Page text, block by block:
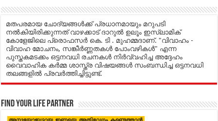
മതപരമായ ചോദ്യങ്ങൾക്ക് പ്രധാനമായും മറുപടി
നൽകിയിരിക്കുന്നത് വാഴക്കാട് ദാറുൽ ഉലൂം ഇസ്ലാമിക്
കോളേജിലെ പ്രൊഫസർ കെ. ടി . മുഹമ്മദാണ്. "വിവാഹം -
വിവാഹ മോചനം, സങ്കീർണ്ണതകൾ പോംവഴികൾ" എന്ന
പുസ്തകമടക്കം ഒട്ടനവധി രചനകൾ നിർവ്വഹിച്ച അദ്ദേഹം
വൈവാഹിക കർമ്മ ശാസ്ത്ര വിഷയങ്ങൾ സംബന്ധിച്ച ഒട്ടനവധി
തലങ്ങളിൽ പ്രവർത്തിച്ചിട്ടുണ്ട്.
Find your life partner